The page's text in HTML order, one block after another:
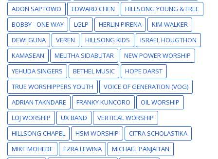
ADON SAPTOWO
EDWARD CHEN
HILLSONG YOUNG & FREE
BOBBY - ONE WAY
LGLP HERLIN PIRENA
KIM WALKER
DEWI GUNA
VEREN HILLSONG KIDS
ISRAEL HOUGTHON
KAMASEAN
MELITHA SIDABUTAR
NEW POWER WORSHIP
YEHUDA SINGERS
BETHEL MUSIC
HOPE DARST
TRUE WORSHIPPERS YOUTH
VOICE OF GENERATION (VOG)
ADRIAN TAKNDARE
FRANKY KUNCORO
OIL WORSHIP
LOJ WORSHIP
UX BAND
VERTICAL WORSHIP
HILLSONG CHAPEL
HSM WORSHIP
CITRA SCHOLASTIKA
MIKE MOHEDE
EZRA LEWINA
MICHAEL PANJAITAN